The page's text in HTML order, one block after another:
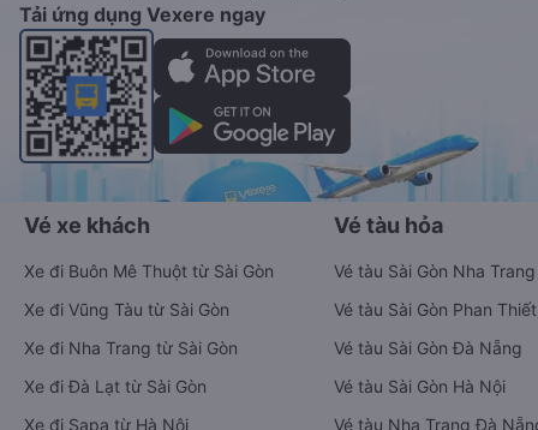
Tải ứng dụng Vexere ngay
Vé xe khách
Xe đi Buôn Mê Thuột từ Sài Gòn
Xe đi Vũng Tàu từ Sài Gòn
Xe đi Nha Trang từ Sài Gòn
Xe đi Đà Lạt từ Sài Gòn
Xe đi Sapa từ Hà Nội
Vé tàu hỏa
Vé tàu Sài Gòn Nha Trang
Vé tàu Sài Gòn Phan Thiết
Vé tàu Sài Gòn Đà Nẵng
Vé tàu Sài Gòn Hà Nội
Vé tàu Nha Trang Đà